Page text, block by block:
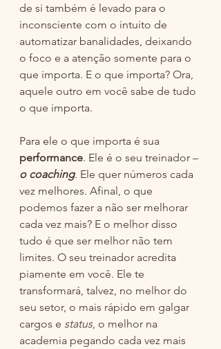
de si também é levado para o
inconsciente com o intuito de
automatizar banalidades, deixando
o foco e a atenção somente para o
que importa. E o que importa? Ora,
aquele outro em você sabe de tudo
o que importa.
Para ele o que importa é sua
performance. Ele é o seu treinador –
o coaching. Ele quer números cada
vez melhores. Afinal, o que
podemos fazer a não ser melhorar
cada vez mais? E o melhor disso
tudo é que ser melhor não tem
limites. O seu treinador acredita
piamente em você. Ele te
transformará, talvez, no melhor do
seu setor, o mais rápido em galgar
cargos e status, o melhor na
academia pegando cada vez mais